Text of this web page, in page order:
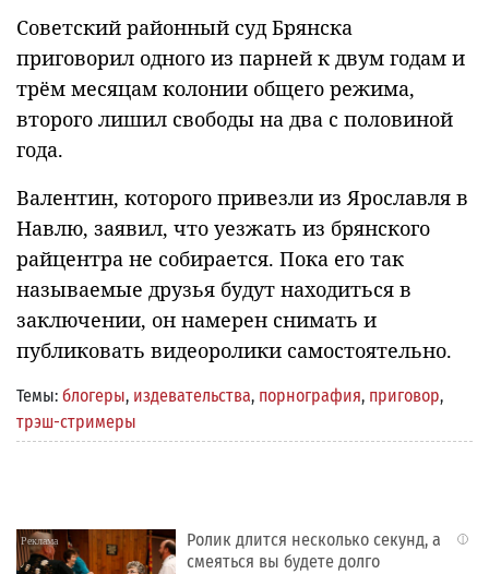
Советский районный суд Брянска
приговорил одного из парней к двум годам и
трём месяцам колонии общего режима,
второго лишил свободы на два с половиной
года.
Валентин, которого привезли из Ярославля в
Навлю, заявил, что уезжать из брянского
райцентра не собирается. Пока его так
называемые друзья будут находиться в
заключении, он намерен снимать и
публиковать видеоролики самостоятельно.
Темы: блогеры, издевательства, порнография, приговор,
трэш-стримеры
i
Ролик длится несколько секунд, а
смеяться вы будете долго